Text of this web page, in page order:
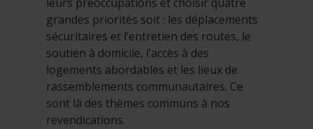
grandes priorités soit : les déplacements
sécuritaires et l’entretien des routes, le
soutien à domicile, l’accès à des
logements abordables et les lieux de
rassemblements communautaires. Ce
sont là des thèmes communs à nos
revendications.